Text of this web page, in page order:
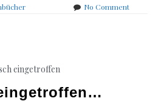
No Commenton
eingetroffen